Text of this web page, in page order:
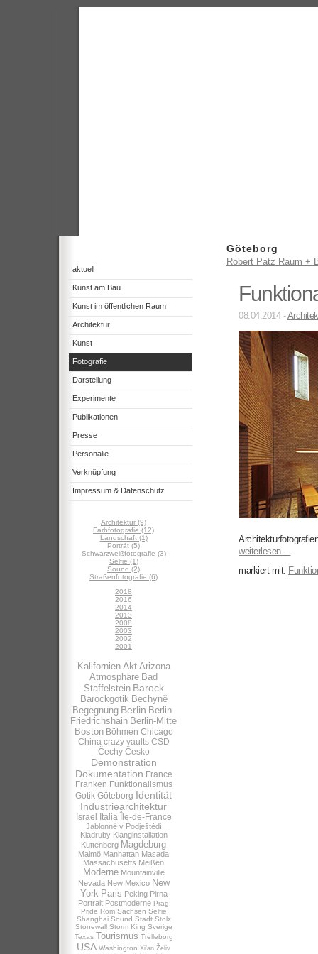
aktuell
Kunst am Bau
Kunst im öffentlichen Raum
Architektur
Kunst
Fotografie
Darstellung
Experimente
Publikationen
Presse
Personalie
Verknüpfung
Impressum & Datenschutz
Architektur (9)
Farbfotografie (12)
Landschaft (1)
Porträt (5)
Schwarzweißfotografie (3)
Selfie (1)
Sound (2)
Straßenfotografie (6)
2018
2016
2014
2013
2008
2003
2002
2001
Kalifornien Akt Arizona
Atmosphäre Bad
Staffelstein Barock
Barockgotik Bechynĕ
Begegnung Berlin Berlin-
Friedrichshain Berlin-Mitte
Boston Böhmen Chicago
China crazy vaults CSD
Čechy Česko
Demonstration
Dokumentation France
Franken Funktionalismus
Gotik Göteborg Identität
Industriearchitektur
Israel Italia Île-de-France
Jablonné v Podještědí
Kladruby Klanginstallation
Kuttenberg Magdeburg
Malmö Manhattan Masada
Massachusetts Meißen
Moderne Mountainville
Nevada New Mexico New
York Paris Peking Pirna
Portrait Postmoderne Prag
Pride Rom Sachsen Selfie
Shanghai Sound Stadt Stolz
Stonewall Storm King Sverige
Texas Tourismus Trelleborg
USA Washington Xi’an Želiv
Göteborg
Robert Patz Raum +
08.04.2014 -
weiterlesen ...
markiert mit: